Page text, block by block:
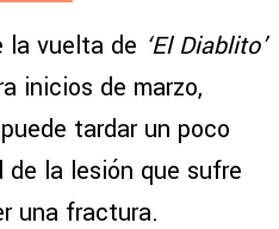
la vuelta de ‘El Diablito’
inicios de marzo,
tardar un poco
de la lesión que sufre
una fractura.